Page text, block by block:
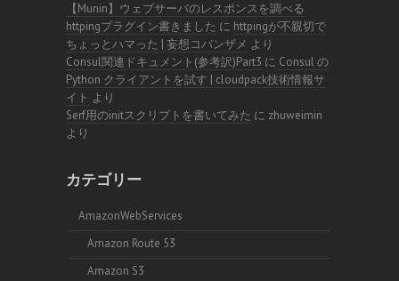
【Munin】ウェブサーバのレスポンスを調べる
httpingプラグイン書きました に httpingが不親切で
ちょっとハマった | 妄想コバンザメ より
Consul関連ドキュメント(参考訳)Part3 に Consul の
Python クライアントを試す | cloudpack技術情報サ
イト より
Serf用のinitスクリプトを書いてみた に zhuweimin
より
カテゴリー
AmazonWebServices
Amazon Route 53
Amazon S3